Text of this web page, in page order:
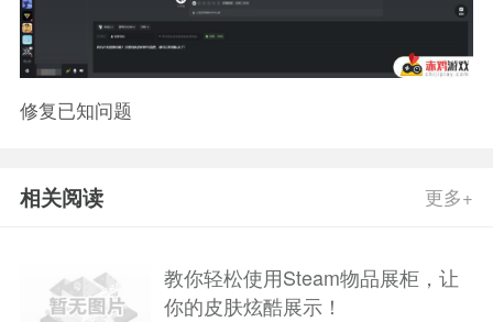
修复已知问题
相关阅读 更多+
教你轻松使用Steam物品展柜，让
你的皮肤炫酷展示！